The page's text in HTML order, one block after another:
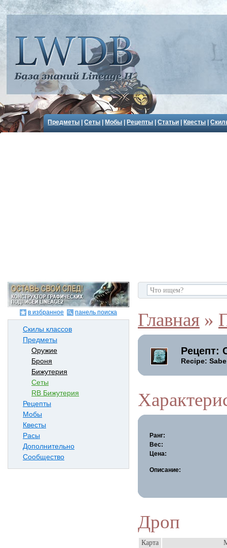
Предметы |Сеты Мобы Рецепты |Статьи Квесты |
в избранное панель поиска
Скилы классов
Предметы
Оружие
Броня
Бижутерия
Сеты
RB Бижутерия
Рецепты
Мобы
Квесты
Расы
Дополнительно
Сообщество
Главная »
Рецепт:
Recipe:
Ранг:
Вес:
Цена:
Описание:
Дроп
Карта